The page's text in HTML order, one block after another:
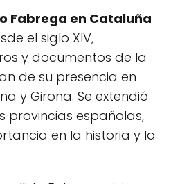
Fabrega en Cataluña
el siglo XIV,
y documentos de la
de su presencia en
y Girona. Se extendió
provincias españolas,
en la historia y la